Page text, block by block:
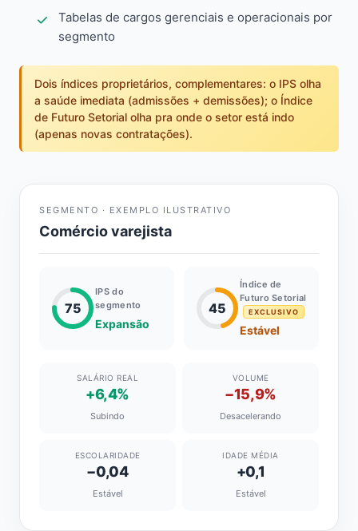
Tabelas de cargos gerenciais e operacionais por
segmento
Dois índices proprietários, complementares: o IPS olha
a saúde imediata (admissões + demissões); o Índice
de Futuro Setorial olha pra onde o setor está indo
(apenas novas contratações).
SEGMENTO · EXEMPLO ILUSTRATIVO
Comércio varejista
75
IPS do
segmento
Expansão
45
Índice de
Futuro Setorial
EXCLUSIVO
Estável
SALÁRIO REAL
+6,4%
Subindo
VOLUME
−15,9%
Desacelerando
ESCOLARIDADE
−0,04
Estável
IDADE MÉDIA
+0,1
Estável